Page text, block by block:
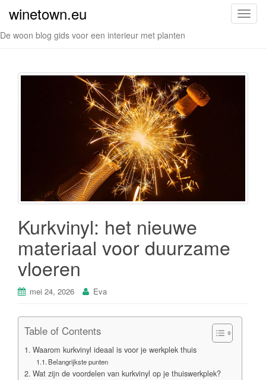
S
k
i
winetown.eu
De woon blog gids voor een interieur met planten
Kurkvinyl: het nieuwe
materiaal voor duurzame
vloeren
mei 24, 2026 Eva
Table of Contents
Waarom kurkvinyl ideaal is voor je werkplek thuis
Belangrijkste punten
Wat zijn de voordelen van kurkvinyl op je thuiswerkplek?